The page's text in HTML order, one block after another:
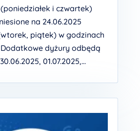
i czwartek)
na 24.06.2025
piątek) w godzinach
Dodatkowe dyżury odbędą
01.07.2025,...